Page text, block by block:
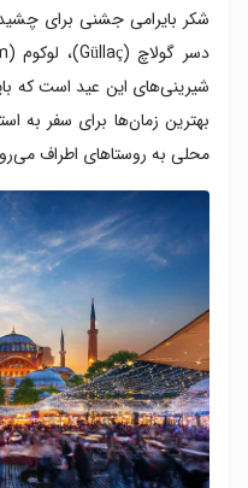
شکر بایرامی جشنی برای
شیرینی‌های این عید است که
بهترین زمان‌ها برای سفر به
محلی به روستاهای اطراف